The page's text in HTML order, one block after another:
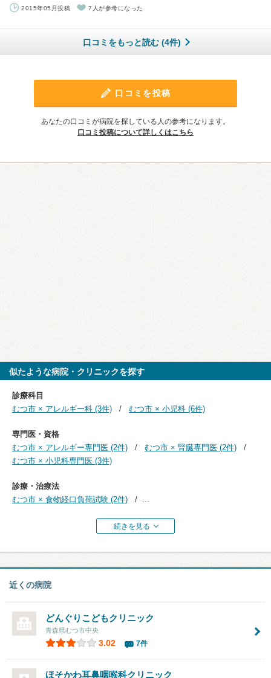
2015年05月投稿 7人が参考になった
口コミをもっと読む (4件)
口コミを投稿
あなたの口コミが病院を探している人の参考になります。
口コミ投稿について詳しくはこちら
似たような病院・クリニックを探す
診療科目
むつ市 × アレルギー科 (3件)
むつ市 × 小児科 (6件)
専門医・資格
むつ市 × アレルギー専門医 (2件)
むつ市 × 腎臓専門医 (2件)
むつ市 × 小児科専門医 (3件)
診療・治療法
むつ市 × 食物経口負荷試験 (2件)
...
続きを見る
近くの病院
どんぐりこどもクリニック
青森県むつ市中央
3.02 7件
ほそかわ耳鼻咽喉科クリニック